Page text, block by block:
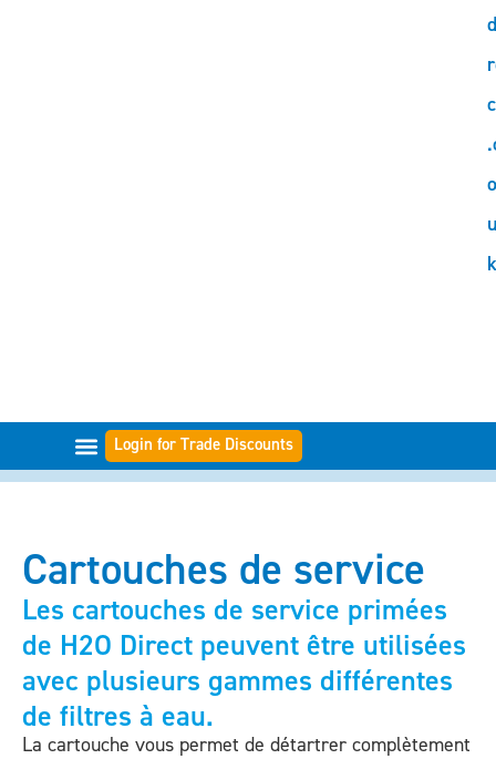
u
k
Login for Trade Discounts
Cartouches de service
Les cartouches de service primées
de H2O Direct peuvent être utilisées
avec plusieurs gammes différentes
de filtres à eau.
La cartouche vous permet de détartrer complètement